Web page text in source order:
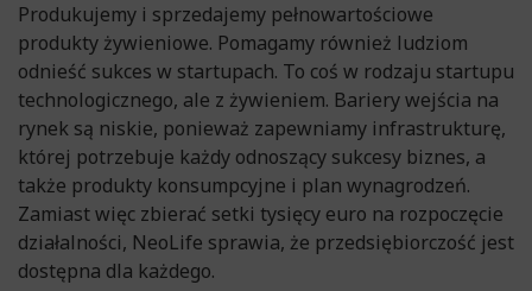
Produkujemy i sprzedajemy pełnowartościowe
produkty żywieniowe. Pomagamy również ludziom
odnieść sukces w startupach. To coś w rodzaju startupu
technologicznego, ale z żywieniem. Bariery wejścia na
rynek są niskie, ponieważ zapewniamy infrastrukturę,
której potrzebuje każdy odnoszący sukcesy biznes, a
także produkty konsumpcyjne i plan wynagrodzeń.
Zamiast więc zbierać setki tysięcy euro na rozpoczęcie
działalności, NeoLife sprawia, że przedsiębiorczość jest
dostępna dla każdego.